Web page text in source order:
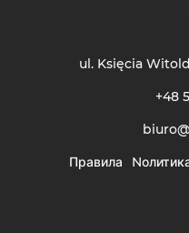
ul. Księcia
+48
Правила